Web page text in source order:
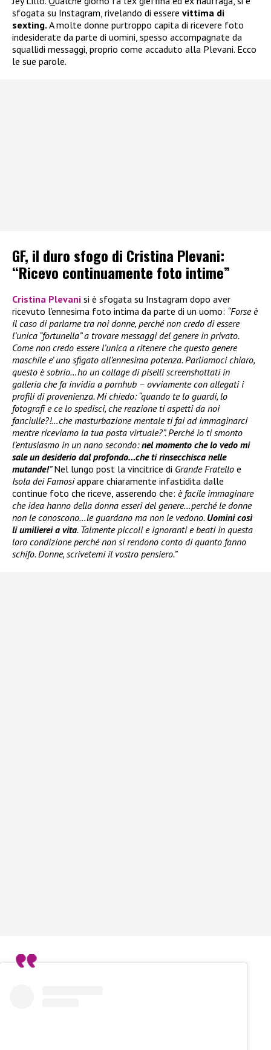
sfogata su Instagram, rivelando di essere vittima di
sexting. A molte donne purtroppo capita di ricevere foto
indesiderate da parte di uomini, spesso accompagnate da
squallidi messaggi, proprio come accaduto alla Plevani. Ecco
le sue parole.
GF, il duro sfogo di Cristina Plevani:
“Ricevo continuamente foto intime”
Cristina Plevani si è sfogata su Instagram dopo aver
ricevuto l’ennesima foto intima da parte di un uomo: “Forse è
il caso di parlarne tra noi donne, perché non credo di essere
l’unica “fortunella” a trovare messaggi del genere in privato.
Come non credo essere l’unica a ritenere che questo genere
maschile e’ uno sfigato all’ennesima potenza. Parliamoci chiaro,
questo è sobrio…ho un collage di piselli screenshottati in
galleria che fa invidia a pornhub – ovviamente con allegati i
profili di provenienza. Mi chiedo: “quando te lo guardi, lo
fotografi e ce lo spedisci, che reazione ti aspetti da noi
fanciulle?!…che masturbazione mentale ti fai ad immaginarci
mentre riceviamo la tua posta virtuale?”. Perché io ti smonto
l’entusiasmo in un nano secondo:nel momento che lo vedo mi
sale un desiderio dal profondo…che ti rinsecchisca nelle
mutande!”Nel lungo post la vincitrice di Grande Fratello e
Isola dei Famosiappare chiaramente infastidita dalle
continue foto che riceve, asserendo che: è facile immaginare
che idea hanno della donna esseri del genere…perché le donne
non le conoscono…le guardano ma non le vedono. Uomini così
li umilierei a vita. Talmente piccoli e ignoranti e beati in questa
loro condizione perché non si rendono conto di quanto fanno
schifo. Donne, scrivetemi il vostro pensiero.”